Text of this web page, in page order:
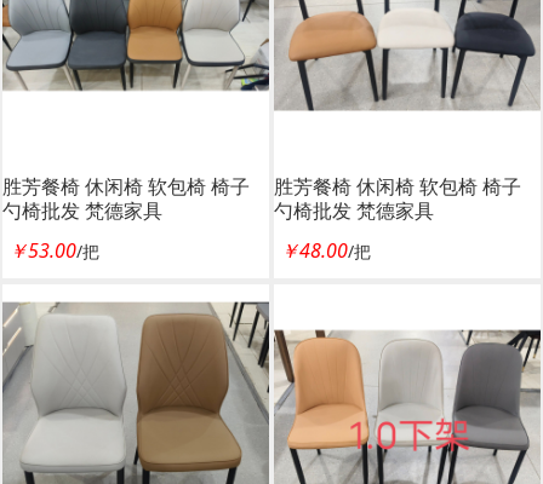
胜芳餐椅 休闲椅 软包椅 椅子
勺椅批发 梵德家具
￥53.00/把
胜芳餐椅 休闲椅 软包椅 椅子
勺椅批发 梵德家具
￥48.00/把